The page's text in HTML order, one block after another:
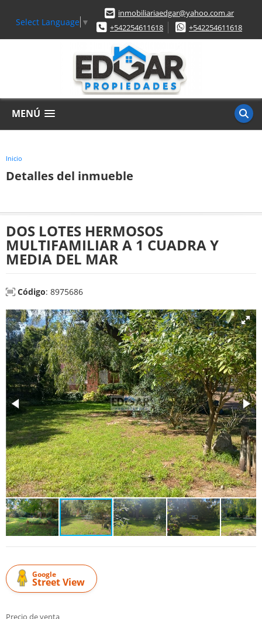
Select Language ▼
inmobiliariaedgar@yahoo.com.ar
+542254611618
+542254611618
MENÚ
Inicio
Detalles del inmueble
DOS LOTES HERMOSOS
MULTIFAMILIAR A 1 CUADRA Y
MEDIA DEL MAR
Código: 8975686
Google
Street View
Precio de venta